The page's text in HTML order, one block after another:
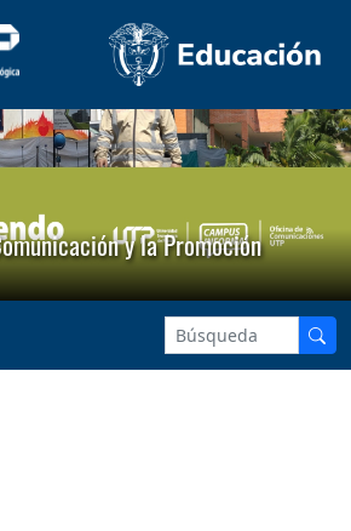
y la Promoción